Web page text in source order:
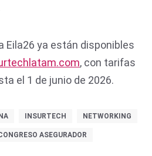
Eila26 ya están disponibles
, con tarifas
el 1 de junio de 2026.
INSURTECH NETWORKING
ASEGURADOR